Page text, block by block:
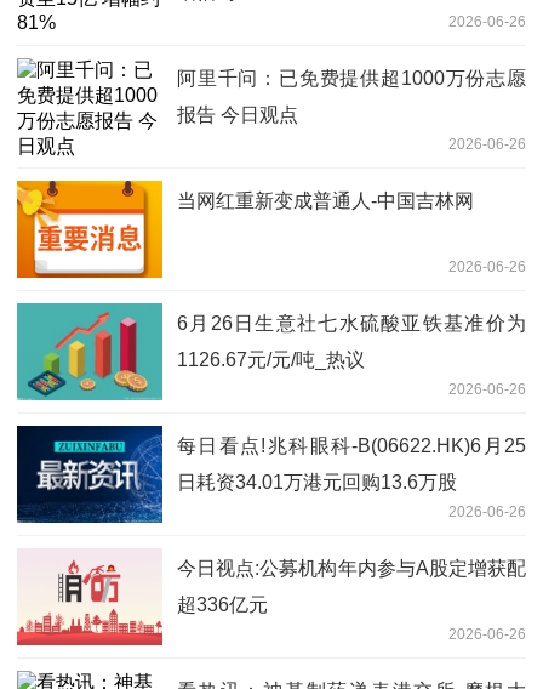
2026-06-26
阿里千问：已免费提供超1000万份志愿
报告 今日观点
2026-06-26
当网红重新变成普通人-中国吉林网
2026-06-26
6月26日生意社七水硫酸亚铁基准价为
1126.67元/元/吨_热议
2026-06-26
每日看点!兆科眼科-B(06622.HK)6月25
日耗资34.01万港元回购13.6万股
2026-06-26
今日视点:公募机构年内参与A股定增获配
超336亿元
2026-06-26